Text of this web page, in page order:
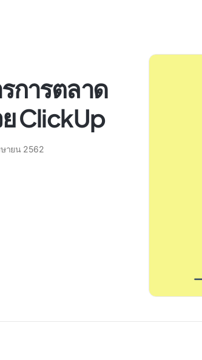
การตลาด
ClickUp
ษายน 2562